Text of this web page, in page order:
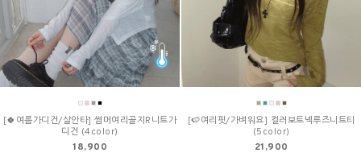
[🍀여름가디건/살안타] 썸머여리골지R니트가
디건 (4color)
18,900
[🍉여리핏/가벼워요] 컬러보트넥루즈니트티
(5color)
21,900